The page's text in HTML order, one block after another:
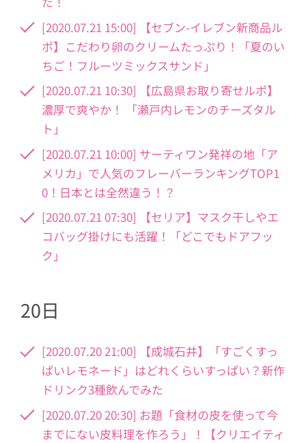
[2020.07.21 15:00] 【セブン-イレブン新商品ル
ポ】こだわり卵のクリームたっぷり！「夏のい
ちご！フルーツミックスサンド」
[2020.07.21 10:30] 【広島県お取り寄せルポ】
濃厚で爽やか！ 「瀬戸内レモンのチーズタル
ト」
[2020.07.21 10:00] サーティワン発祥の地「ア
メリカ」で人気のフレーバーランキングTOP1
0！日本とは全然違う！？
[2020.07.21 07:30] 【セリア】マスク干しやエ
コバッグ掛けにも活躍！「どこでもドアフッ
ク」
20日
[2020.07.20 21:00] 【成城石井】「すごくすっ
ぱいレモネード」はどれくらいすっぱい？新作
ドリンク3種飲んでみた
[2020.07.20 20:30] お題「食材の皮を使って今
までにない皮料理を作ろう」！【クリエイティ